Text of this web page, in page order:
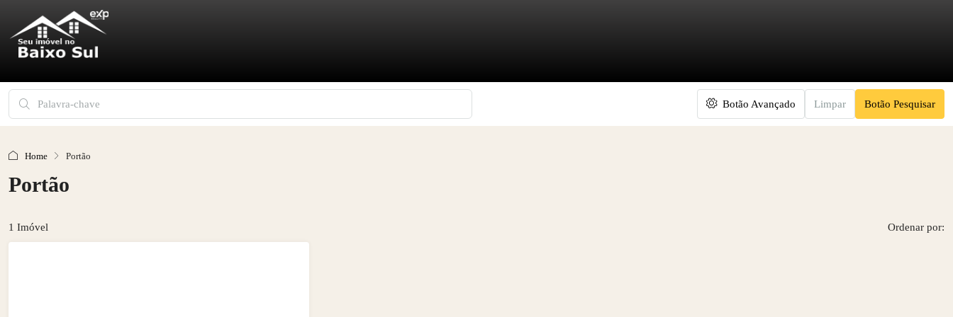
Botão Avançado Limpar Botão Pesquisar
Home Portão
Portão
1 Imóvel Ordenar por: